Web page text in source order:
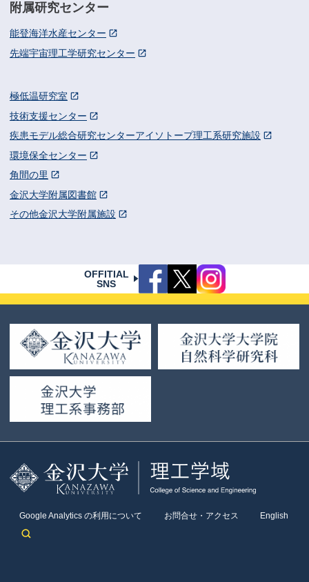
附属研究センター
能登海洋水産センター
先端宇宙理工学研究センター
極低温研究室
技術支援センター
疾患モデル総合研究センターアイソトープ理工系研究施設
環境保全センター
角間の里
金沢大学附属図書館
その他金沢大学附属施設
OFFITIAL
SNS
Google Analytics の利用について お問合せ・アクセス English